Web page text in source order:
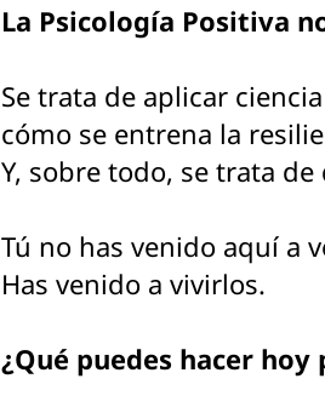
La Psicología Positiva
Se trata de aplicar
cómo se entrena la
Y, sobre todo, se trata
Tú no has venido aquí a
Has venido a vivirlos.
¿Qué puedes hacer